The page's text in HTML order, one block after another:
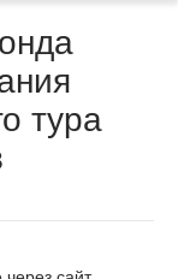
тура